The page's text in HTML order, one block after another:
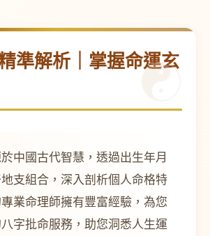
準解析｜掌握命運玄
中國古代智慧，透過出生年月
支組合，深入剖析個人命格特
業命理師擁有豐富經驗，為您
字批命服務，助您洞悉人生運